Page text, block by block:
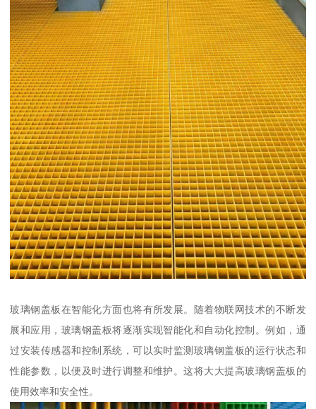
玻璃钢盖板在智能化方面也将有所发展。随着物联网技术的不断发
展和应用，玻璃钢盖板将逐渐实现智能化和自动化控制。例如，通
过安装传感器和控制系统，可以实时监测玻璃钢盖板的运行状态和
性能参数，以便及时进行调整和维护。这将大大提高玻璃钢盖板的
使用效率和安全性。